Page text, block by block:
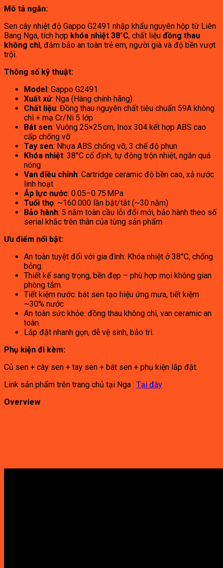
Mô tả ngắn:
Sen cây nhiệt độ Gappo G2491 nhập khẩu nguyên hộp từ Liên
Bang Nga, tích hợp khóa nhiệt 38°C, chất liệu đồng thau
không chì, đảm bảo an toàn trẻ em, người già và độ bền vượt
trội.
Thông số kỹ thuật:
Model : Gappo G2491
Xuất xứ: Nga (Hàng chính hãng)
Chất liệu: Đồng thau nguyên chất tiêu chuẩn 59A không
chì + mạ Cr/Ni 5 lớp
Bát sen: Vuông 25×25 cm, Inox 304 kết hợp ABS cao
cấp chống vỡ
Tay sen: Nhựa ABS chống vỡ, 3 chế độ phun
Khóa nhiệt: 38°C cố định, tự động trộn nhiệt, ngăn quá
nóng
Van điều chỉnh: Cartridge ceramic độ bền cao, xả nước
linh hoạt
Áp lực nước: 0.05–0.75 MPa
Tuổi thọ: ~160.000 lần bật/tắt (~30 năm)
Bảo hành: 5 năm toàn cầu lỗi đổi mới, bảo hành theo số
serial khắc trên thân của từng sản phẩm
Ưu điểm nổi bật:
An toàn tuyệt đối với gia đình: Khóa nhiệt ở 38°C, chống
bỏng.
Thiết kế sang trọng, bền đẹp – phù hợp mọi không gian
phòng tắm.
Tiết kiệm nước: bát sen tạo hiệu ứng mưa, tiết kiệm
~30% nước
An toàn sức khỏe: đồng thau không chì, van ceramic an
toàn.
Lắp đặt nhanh gọn, dễ vệ sinh, bảo trì.
Phụ kiện đi kèm:
Củ sen + cây sen + tay sen + bát sen + phụ kiện lắp đặt.
Link sản phẩm trên trang chủ tại Nga : Tại đây
Overview